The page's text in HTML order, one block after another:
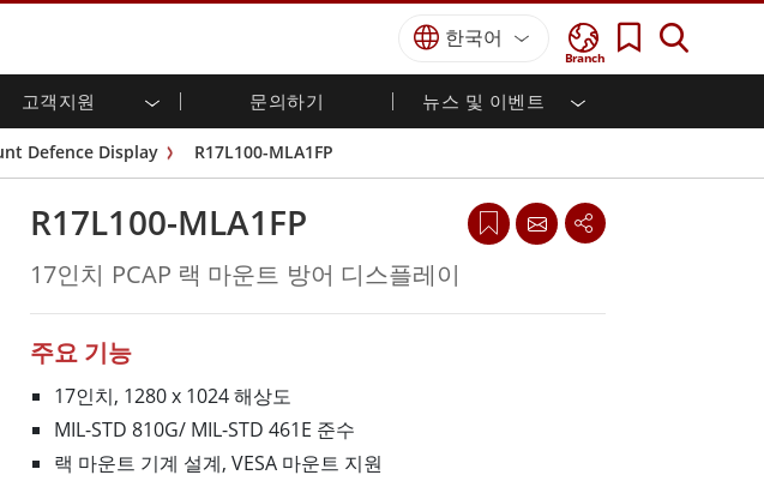
Branch
한국어
고객지원 문의하기 뉴스 및 이벤트
패널 PC 및 HMI
CAP 터치)
패널 PC(P-CAP Touch)
패널 PC(저항막 터치)
리스 시리즈
시리즈 / IP67 설계
등급
패널 PC
국방 등급
국방부 러기드 노트북
디펜스 울트라 러기드 태블릿
국방 패널 PC
디펜스 디스플레이 / NVIS 디스플레이
방어 서버
케어 등급
러기드 태블릿
해양 등급
해양 패널 PC
, 화학, ATEX 제품
HMI / 산업 자동화
및 위생 산업
해양
및 물류
방어
케어
재생 에너지
듀티
금속 및 광산
경력
서비스 센터
파트너 포털
변경 알림
출판물
스포
인증／준수
Defence Display R17L100-MLA1FP
R17L100-MLA1FP
17인치 PCAP 랙 마운트 방어 디스플레이
주요 기능
17인치, 1280 x 1024 해상도
MIL-STD 810G/ MIL-STD 461E 준수
랙 마운트 기계 설계, VESA 마운트 지원